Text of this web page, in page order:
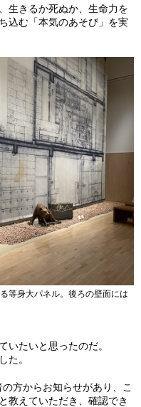
生きるか死ぬか、生命力を
込む「本気のあそび」を実
等身大パネル。後ろの壁面には
いたいと思ったのだ。
た。
方からお知らせがあり、こ
教えていただき、確認でき